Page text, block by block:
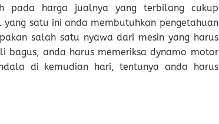
pada harga jualnya yang terbilang cukup
satu ini anda membutuhkan pengetahuan
salah satu nyawa dari mesin yang harus
bagus, anda harus memeriksa dynamo motor
di kemudian hari, tentunya anda harus